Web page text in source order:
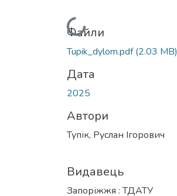
Вантажиться...
Файли
Tupik_dylom.pdf(2.03 MB)
Дата
2025
Автори
Тупік, Руслан Ігорович
Видавець
Запоріжжя : ТДАТУ